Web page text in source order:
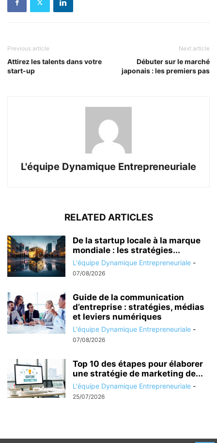
Previous article
Attirez les talents dans votre
start-up
Next article
Débuter sur le marché
japonais : les premiers pas
L'équipe Dynamique Entrepreneuriale
RELATED ARTICLES
De la startup locale à la marque
mondiale : les stratégies...
L'équipe Dynamique Entrepreneuriale -
07/08/2026
Guide de la communication
d’entreprise : stratégies, médias
et leviers numériques
L'équipe Dynamique Entrepreneuriale -
07/08/2026
Top 10 des étapes pour élaborer
une stratégie de marketing de...
L'équipe Dynamique Entrepreneuriale -
25/07/2026